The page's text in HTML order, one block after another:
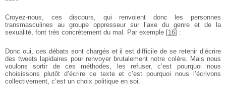
Croyez-nous, ces discours, qui renvoient donc les personnes
transmasculines au groupe oppresseur sur l’axe du genre et de la
sexualité, font très concrètement du mal. Par exemple [16] :
Donc oui, ces débats sont chargés et il est difficile de se retenir d’écrire
des tweets lapidaires pour renvoyer brutalement notre colère. Mais nous
voulons sortir de ces méthodes, les refuser, c’est pourquoi nous
choisissons plutôt d’écrire ce texte et c’est pourquoi nous l’écrivons
collectivement, c’est un choix politique en soi.